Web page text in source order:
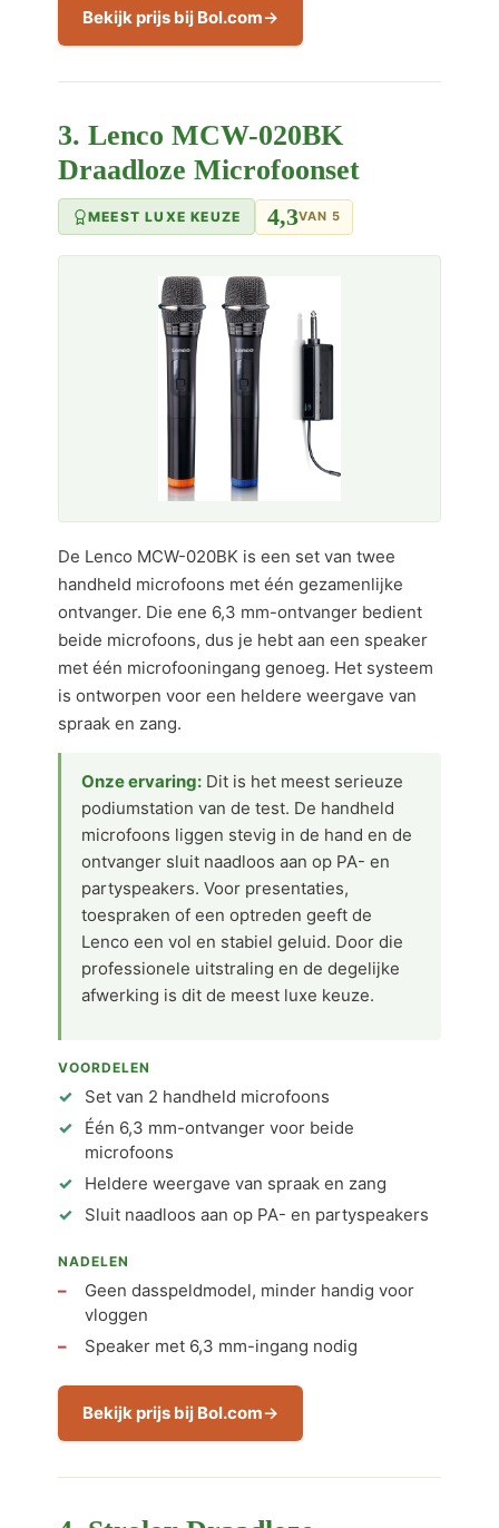
Bekijk prijs bij Bol.com
3. Lenco MCW-020BK
Draadloze Microfoonset
MEEST LUXE KEUZE 4,3VAN 5
De Lenco MCW-020BK is een set van twee
handheld microfoons met één gezamenlijke
ontvanger. Die ene 6,3 mm-ontvanger bedient
beide microfoons, dus je hebt aan een speaker
met één microfooningang genoeg. Het systeem
is ontworpen voor een heldere weergave van
spraak en zang.
Onze ervaring: Dit is het meest serieuze
podiumstation van de test. De handheld
microfoons liggen stevig in de hand en de
ontvanger sluit naadloos aan op PA- en
partyspeakers. Voor presentaties,
toespraken of een optreden geeft de
Lenco een vol en stabiel geluid. Door die
professionele uitstraling en de degelijke
afwerking is dit de meest luxe keuze.
VOORDELEN
Set van 2 handheld microfoons
Één 6,3 mm-ontvanger voor beide
microfoons
Heldere weergave van spraak en zang
Sluit naadloos aan op PA- en partyspeakers
NADELEN
Geen dasspeldmodel, minder handig voor
vloggen
Speaker met 6,3 mm-ingang nodig
Bekijk prijs bij Bol.com